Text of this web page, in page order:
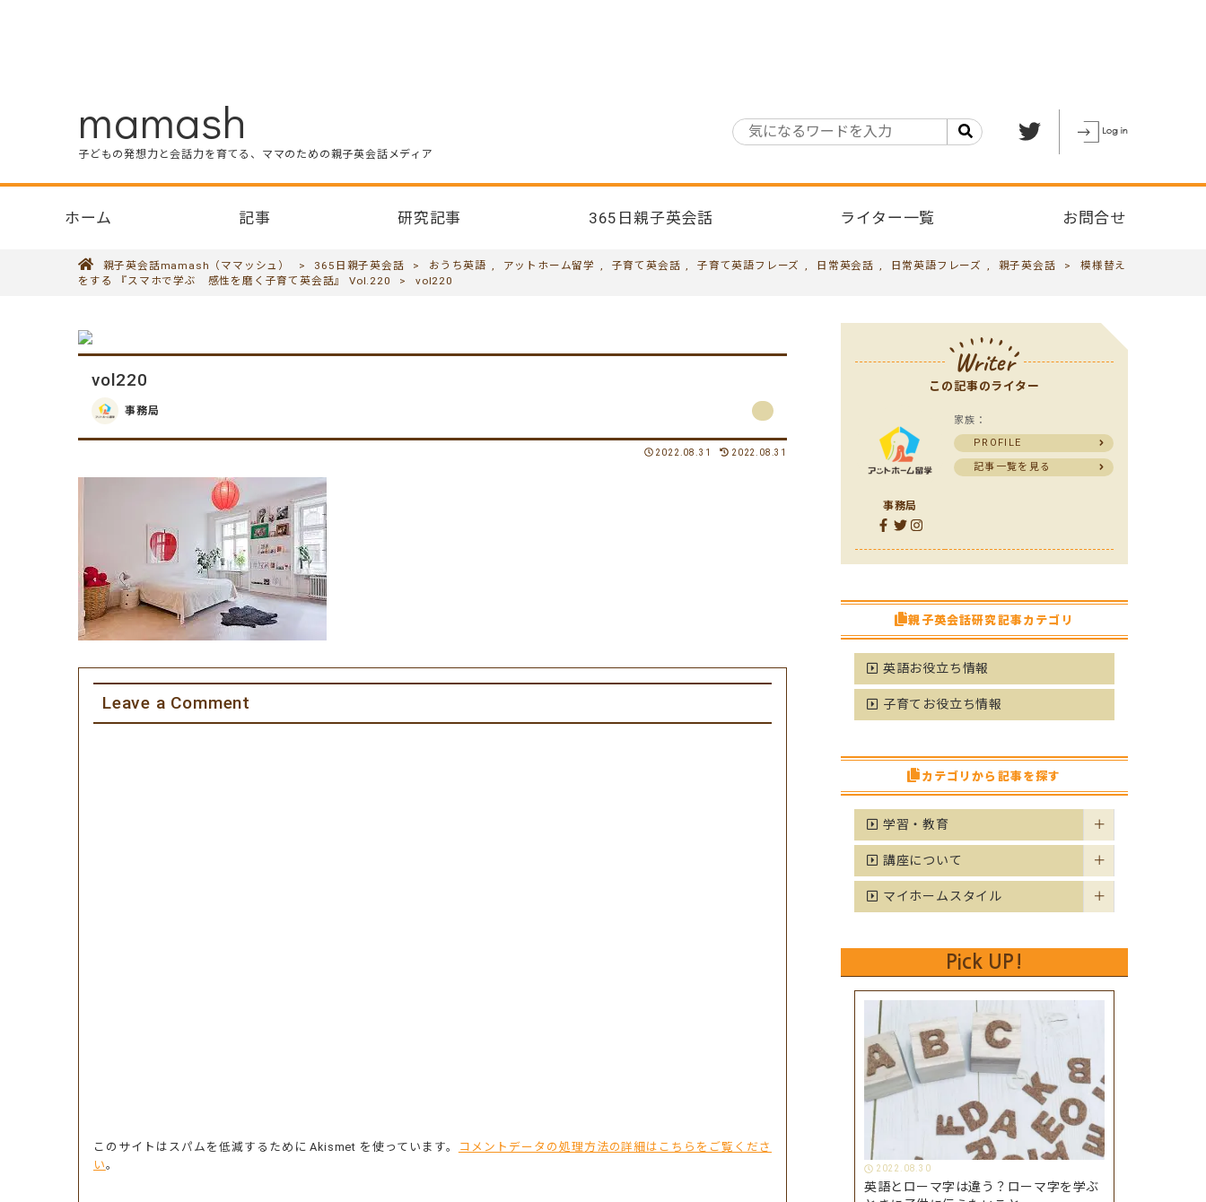
mamash
子どもの発想力と会話力を育てる、ママのための親子英会話メディア
ホーム 記事 研究記事 365日親子英会話 ライター一覧 お問合せ
親子英会話mamash（ママッシュ） > 365日親子英会話 > おうち英語 アットホーム留学 子育て英会話 子育て英語フレーズ 日常英会話 日常英語フレーズ 親子英会話 >
模様替え
をする 『スマホで学ぶ 感性を磨く子育て英会話』 Vol.220
> vol220
vol220
事務局
2022.08.31 2022.08.31
Leave a Comment
このサイトはスパムを低減するために Akismet を使っています。
コメントデータの処理方法の詳細はこちらをご覧くださ
い。
Writer
この記事のライター
事務局
家族：
PROFILE
記事一覧を見る
親子英会話研究記事カテゴリ
英語お役立ち情報
子育てお役立ち情報
カテゴリから記事を探す
学習・教育
講座について
マイホームスタイル
Pick UP!
2022.08.30
英語とローマ字は違う？ローマ字を学ぶ